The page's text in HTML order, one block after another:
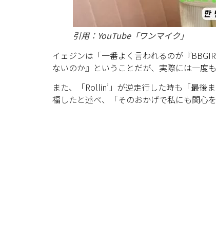
引用：YouTube「ワンマイク」
イェジンは「一番よく言われるのが『
ないのか』ということだが、実際には一度
また、「Rollin’」が逆走行した時も「最後
福したと述べ、「そのおかげで私にも関心